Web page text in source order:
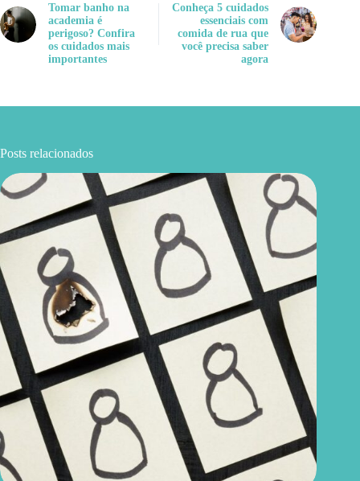
Tomar banho na
academia é
perigoso? Confira
os cuidados mais
importantes
Conheça 5 cuidados
essenciais com
comida de rua que
você precisa saber
agora
Posts relacionados